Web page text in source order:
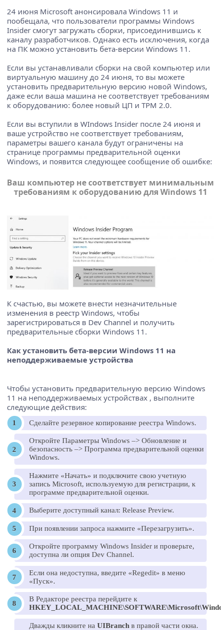
24 июня Microsoft анонсировала Windows 11 и
пообещала, что пользователи программы Windows
Insider смогут загружать сборки, присоединившись к
каналу разработчиков. Однако есть исключения, когда
на ПК можно установить бета-версии Windows 11.
Если вы устанавливали сборки на свой компьютер или
виртуальную машину до 24 июня, то вы можете
установить предварительную версию новой Windows,
даже если ваша машина не соответствует требованиям
к оборудованию: более новый ЦП и TPM 2.0.
Если вы вступили в WIndows Insider после 24 июня и
ваше устройство не соответствует требованиям,
параметры вашего канала будут ограничены на
странице программы предварительной оценки
Windows, и появится следующее сообщение об ошибке:
Ваш компьютер не соответствует минимальным
требованиям к оборудованию для Windows 11
К счастью, вы можете внести незначительные
изменения в реестр Windows, чтобы
зарегистрироваться в Dev Channel и получить
предварительные сборки Windows 11.
Как установить бета-версии Windows 11 на
неподдерживаемые устройства
Чтобы установить предварительную версию Windows
11 на неподдерживаемых устройствах , выполните
следующие действия:
Сделайте резервное копирование реестра Windows.
Откройте Параметры Windows –> Обновление и
безопасность –> Программа предварительной оценки
Windows.
Нажмите «Начать» и подключите свою учетную
запись Microsoft, используемую для регистрации, к
программе предварительной оценки.
Выберите доступный канал: Release Preview.
При появлении запроса нажмите «Перезагрузить».
Откройте программу Windows Insider и проверьте,
доступна ли опция Dev Channel.
Если она недоступна, введите «Regedit» в меню
«Пуск».
В Редакторе реестра перейдите к
Дважды кликните на UIBranch в правой части окна.